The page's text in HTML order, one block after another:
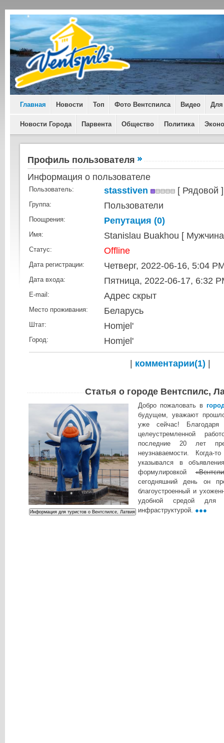
Главная Новости Топ Фото Вентспилса Видео Для
Новости Города Парвента Общество Политика
Профиль пользователя
Информация о пользователе
Пользователь: stasstiven [ Рядовой ]
Группа: Пользователи
Поощрения: Репутация (0)
Имя: Stanislau Buakhou [
Статус: Offline
Дата регистрации: Четверг, 2022-06-16, 5:04
Дата входа: Пятница, 2022-06-17, 6:32
E-mail: Адрес скрыт
Место проживания: Беларусь
Штат: Homjel'
Город: Homjel'
| комментарии(1) |
Статья о городе Вентспилс,
Добро пожаловать в
будущем, уважают
уже сейчас!
целеустремленной
последние 20 лет
неузнаваемости.
указывался в
формулировкой
сегодняшний день он
благоустроенный и
удобной средой для
инфраструктурой. ●●●